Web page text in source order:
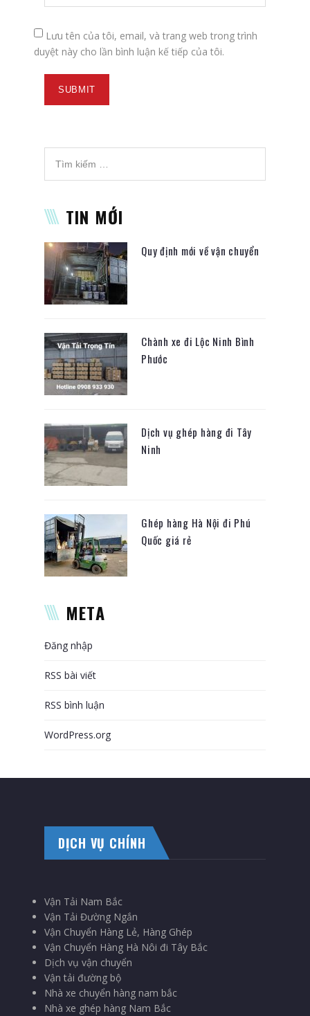
Lưu tên của tôi, email, và trang web trong trình
duyệt này cho lần bình luận kế tiếp của tôi.
TIN MỚI
Quy định mới về vận chuyển
Chành xe đi Lộc Ninh Bình
Phước
Dịch vụ ghép hàng đi Tây
Ninh
Ghép hàng Hà Nội đi Phú
Quốc giá rẻ
META
Đăng nhập
RSS bài viết
RSS bình luận
WordPress.org
DỊCH VỤ CHÍNH
Vận Tải Nam Bắc
Vận Tải Đường Ngắn
Vận Chuyển Hàng Lẻ, Hàng Ghép
Vận Chuyển Hàng Hà Nôi đi Tây Bắc
Dịch vụ vận chuyển
Vận tải đường bộ
Nhà xe chuyển hàng nam bắc
Nhà xe ghép hàng Nam Bắc